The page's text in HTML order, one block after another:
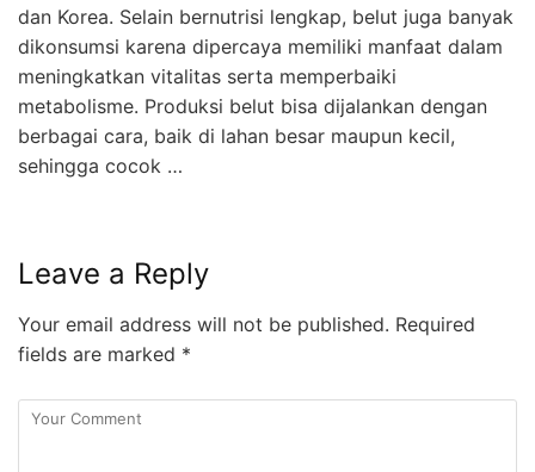
dan Korea. Selain bernutrisi lengkap, belut juga banyak
dikonsumsi karena dipercaya memiliki manfaat dalam
meningkatkan vitalitas serta memperbaiki
metabolisme. Produksi belut bisa dijalankan dengan
berbagai cara, baik di lahan besar maupun kecil,
sehingga cocok …
Leave a Reply
Your email address will not be published. Required
fields are marked *